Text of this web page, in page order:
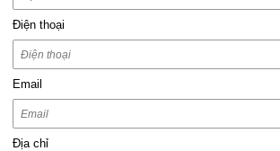
Điện thoại
Email
Địa chỉ